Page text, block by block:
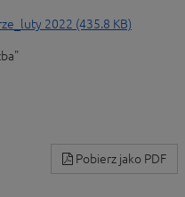
2022 (435.8 KB)
Pobierz jako PDF